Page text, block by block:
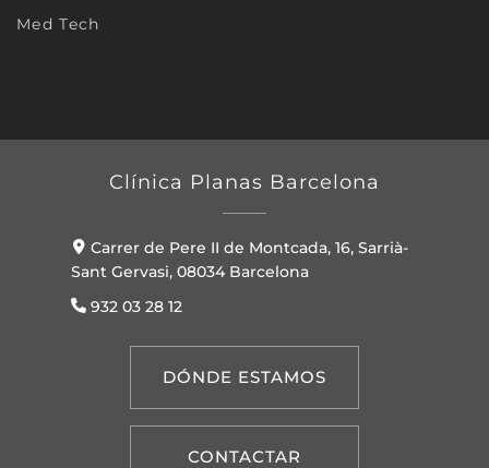
Med Tech
Clínica Planas Barcelona
Carrer de Pere II de Montcada, 16, Sarrià-
Sant Gervasi, 08034 Barcelona
932 03 28 12
DÓNDE ESTAMOS
CONTACTAR